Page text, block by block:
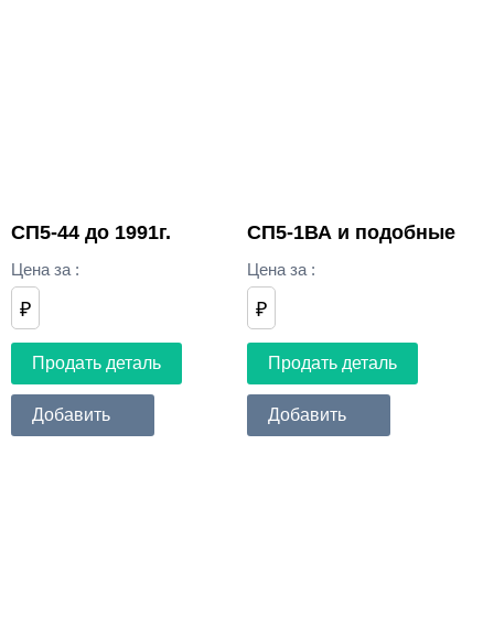
СП5-44 до 1991г.
Цена за :
₽
Продать деталь
Добавить
СП5-1ВА и подобные
Цена за :
₽
Продать деталь
Добавить